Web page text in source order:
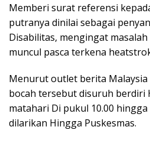
Memberi surat referensi
putranya dinilai sebagai
Disabilitas, mengingat
muncul pasca terkena
Menurut outlet berita Malaysia
bocah tersebut disuruh berdiri
matahari Di pukul 10.00 hingga
dilarikan Hingga Puskesmas.